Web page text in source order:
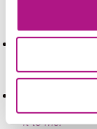
de lo cual nos
We should
sit.
it to me.